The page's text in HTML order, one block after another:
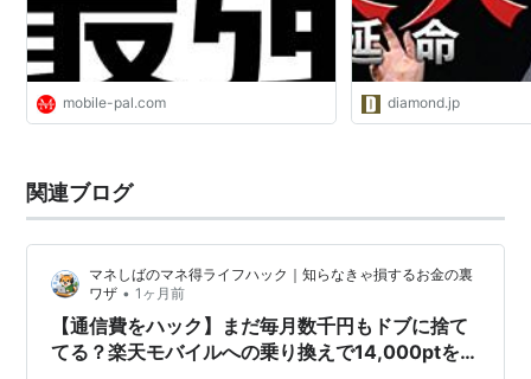
mobile-pal.com diamond.jp
関連ブログ
マネしばのマネ得ライフハック｜知らなきゃ損するお金の裏
ワザ • 1ヶ月前
【通信費をハック】まだ毎月数千円もドブに捨て
てる？楽天モバイルへの乗り換えで14,000ptをノ